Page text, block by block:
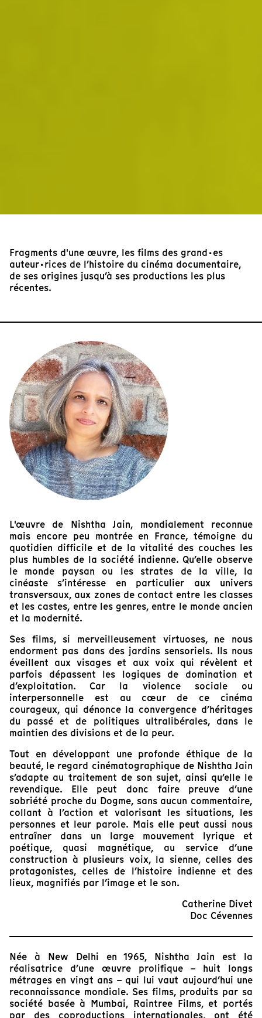
Fragments d'une œuvre, les films des grand·es
auteur·rices de l’histoire du cinéma documentaire,
de ses origines jusqu’à ses productions les plus
récentes.
L'œuvre de Nishtha Jain, mondialement reconnue
mais encore peu montrée en France, témoigne du
quotidien difficile et de la vitalité des couches les
plus humbles de la société indienne. Qu’elle observe
le monde paysan ou les strates de la ville, la
cinéaste s’intéresse en particulier aux univers
transversaux, aux zones de contact entre les classes
et les castes, entre les genres, entre le monde ancien
et la modernité.
Ses films, si merveilleusement virtuoses, ne nous
endorment pas dans des jardins sensoriels. Ils nous
éveillent aux visages et aux voix qui révèlent et
parfois dépassent les logiques de domination et
d’exploitation. Car la violence sociale ou
interpersonnelle est au cœur de ce cinéma
courageux, qui dénonce la convergence d’héritages
du passé et de politiques ultralibérales, dans le
maintien des divisions et de la peur.
Tout en développant une profonde éthique de la
beauté, le regard cinématographique de Nishtha Jain
s’adapte au traitement de son sujet, ainsi qu’elle le
revendique. Elle peut donc faire preuve d’une
sobriété proche du Dogme, sans aucun commentaire,
collant à l’action et valorisant les situations, les
personnes et leur parole. Mais elle peut aussi nous
entraîner dans un large mouvement lyrique et
poétique, quasi magnétique, au service d’une
construction à plusieurs voix, la sienne, celles des
protagonistes, celles de l’histoire indienne et des
lieux, magnifiés par l’image et le son.
Catherine Divet
Doc Cévennes
Née à New Delhi en 1965, Nishtha Jain est la
réalisatrice d’une œuvre prolifique – huit longs
métrages en vingt ans – qui lui vaut aujourd’hui une
reconnaissance mondiale. Ses films, produits par sa
société basée à Mumbai, Raintree Films, et portés